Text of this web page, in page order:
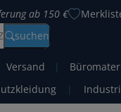
ab 150 €
suchen
Versand |
|